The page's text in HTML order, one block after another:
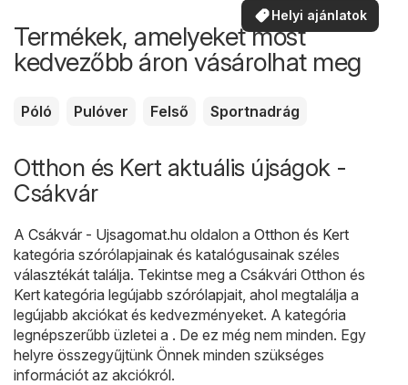
Helyi ajánlatok
Termékek, amelyeket most
kedvezőbb áron vásárolhat meg
Póló Pulóver Felső Sportnadrág
Otthon és Kert aktuális újságok -
Csákvár
A Csákvár - Ujsagomat.hu oldalon a Otthon és Kert
kategória szórólapjainak és katalógusainak széles
választékát találja. Tekintse meg a Csákvári Otthon és
Kert kategória legújabb szórólapjait, ahol megtalálja a
legújabb akciókat és kedvezményeket. A kategória
legnépszerűbb üzletei a . De ez még nem minden. Egy
helyre összegyűjtünk Önnek minden szükséges
információt az akciókról.